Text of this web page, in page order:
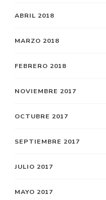
ABRIL 2018
MARZO 2018
FEBRERO 2018
NOVIEMBRE 2017
OCTUBRE 2017
SEPTIEMBRE 2017
JULIO 2017
MAYO 2017